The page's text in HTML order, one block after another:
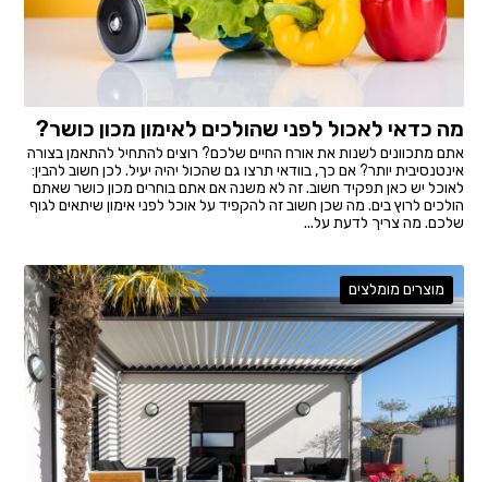
מה כדאי לאכול לפני שהולכים לאימון מכון כושר?
אתם מתכוונים לשנות את אורח החיים שלכם? רוצים להתחיל להתאמן בצורה
אינטנסיבית יותר? אם כך, בוודאי תרצו גם שהכול יהיה יעיל. לכן חשוב להבין:
לאוכל יש כאן תפקיד חשוב. זה לא משנה אם אתם בוחרים מכון כושר שאתם
הולכים לרוץ בים. מה שכן חשוב זה להקפיד על אוכל לפני אימון שיתאים לגוף
שלכם. מה צריך לדעת על...
מוצרים מומלצים